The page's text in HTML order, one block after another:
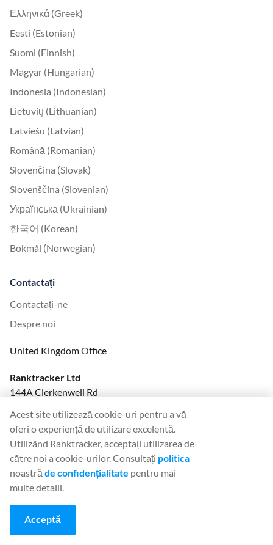
Ελληνικά (Greek)
Eesti (Estonian)
Suomi (Finnish)
Magyar (Hungarian)
Indonesia (Indonesian)
Lietuvių (Lithuanian)
Latviešu (Latvian)
Română (Romanian)
Slovenčina (Slovak)
Slovenščina (Slovenian)
Українська (Ukrainian)
한국어 (Korean)
Bokmål (Norwegian)
Contactați
Contactați-ne
Despre noi
United Kingdom Office
Ranktracker Ltd
144A Clerkenwell Rd
Company No: 08820809
felix@ranktracker.com
2015 -
Acest site utilizează cookie-uri pentru a vă
oferi o experiență de utilizare excelentă.
Utilizând Ranktracker, acceptați utilizarea de
către noi a cookie-urilor. Consultați politica
noastră de confidențialitate pentru mai
multe detalii.
Acceptă